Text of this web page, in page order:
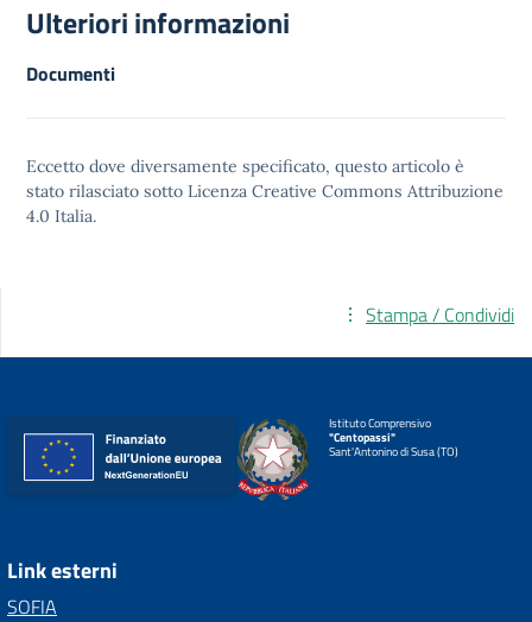
Ulteriori informazioni
Documenti
Eccetto dove diversamente specificato, questo articolo è
stato rilasciato sotto Licenza Creative Commons Attribuzione
4.0 Italia.
Stampa / Condividi
Istituto Comprensivo
"Centopassi"
Sant'Antonino di Susa (TO)
Link esterni
SOFIA